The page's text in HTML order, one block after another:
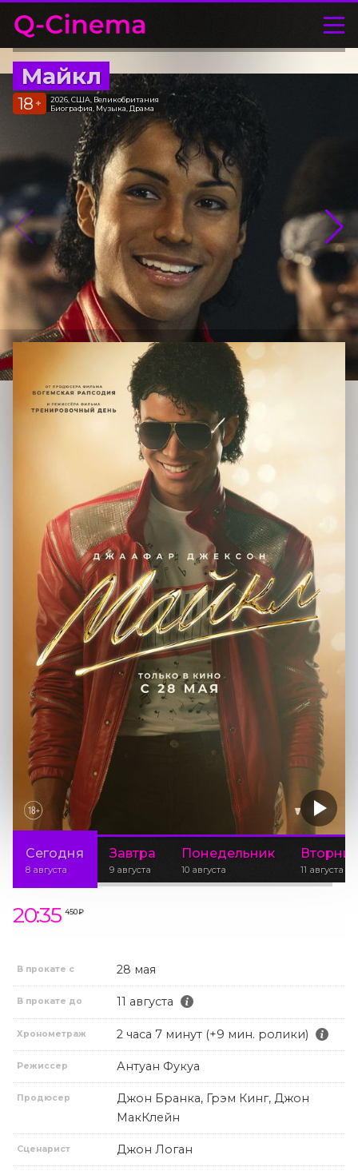
Майкл
18 +
2026, США, Великобритания
Биография, Музыка, Драма
Сегодня
8 августа
Завтра
9 августа
Понедельник
10 августа
Вторник
11 августа
20:35 450 ₽
В прокате с 28 мая
В прокате до 11 августа
Хронометраж 2 часа 7 минут (+9 мин. ролики)
Режиссер Антуан Фукуа
Продюсер
Джон Бранка, Грэм Кинг, Джон
МакКлейн
Сценарист Джон Логан